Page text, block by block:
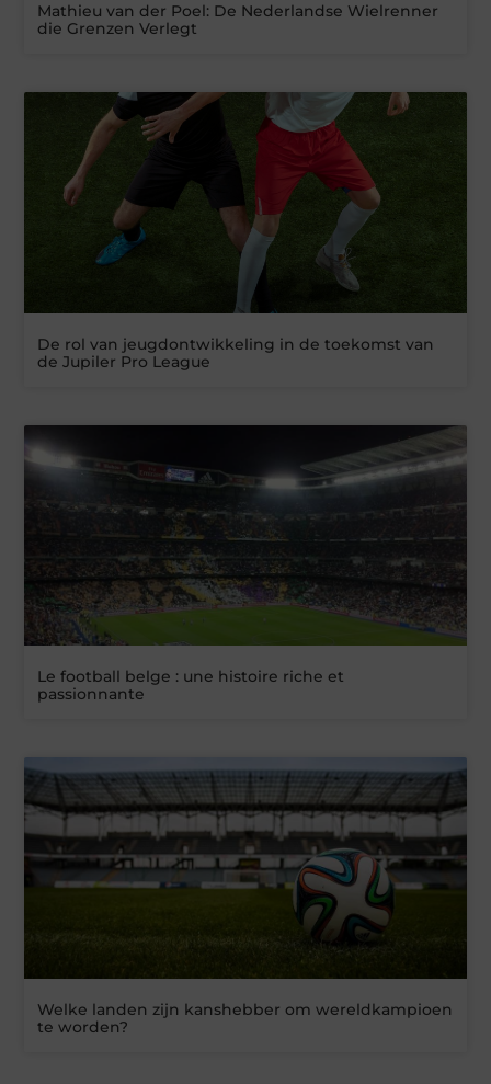
Mathieu van der Poel: De Nederlandse Wielrenner
die Grenzen Verlegt
De rol van jeugdontwikkeling in de toekomst van
de Jupiler Pro League
Le football belge : une histoire riche et
passionnante
Welke landen zijn kanshebber om wereldkampioen
te worden?